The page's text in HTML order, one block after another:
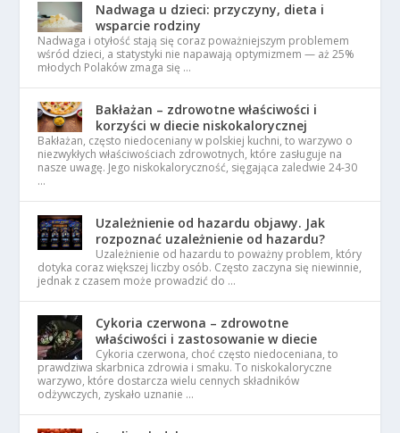
Nadwaga u dzieci: przyczyny, dieta i
wsparcie rodziny
Nadwaga i otyłość stają się coraz poważniejszym problemem
wśród dzieci, a statystyki nie napawają optymizmem — aż 25%
młodych Polaków zmaga się …
Bakłażan – zdrowotne właściwości i
korzyści w diecie niskokalorycznej
Bakłażan, często niedoceniany w polskiej kuchni, to warzywo o
niezwykłych właściwościach zdrowotnych, które zasługuje na
nasze uwagę. Jego niskokaloryczność, sięgająca zaledwie 24-30
…
Uzależnienie od hazardu objawy. Jak
rozpoznać uzależnienie od hazardu?
Uzależnienie od hazardu to poważny problem, który
dotyka coraz większej liczby osób. Często zaczyna się niewinnie,
jednak z czasem może prowadzić do …
Cykoria czerwona – zdrowotne
właściwości i zastosowanie w diecie
Cykoria czerwona, choć często niedoceniana, to
prawdziwa skarbnica zdrowia i smaku. To niskokaloryczne
warzywo, które dostarcza wielu cennych składników
odżywczych, zyskało uznanie …